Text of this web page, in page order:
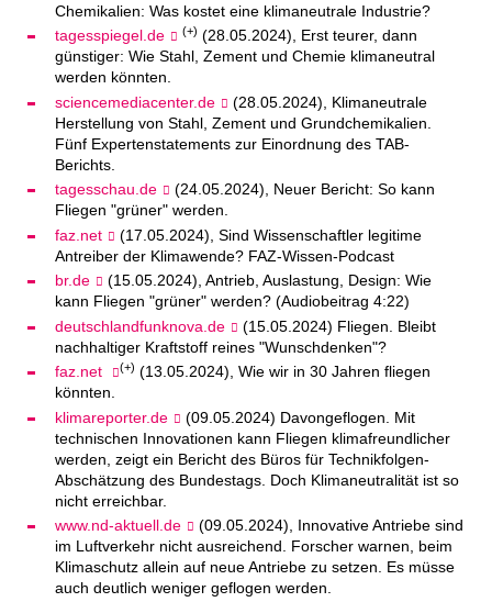
Chemikalien: Was kostet eine klimaneutrale Industrie?
tagesspiegel.de
(+) (28.05.2024), Erst teurer, dann
günstiger: Wie Stahl, Zement und Chemie klimaneutral
werden könnten.
sciencemediacenter.de
(28.05.2024), Klimaneutrale
Herstellung von Stahl, Zement und Grundchemikalien.
Fünf Expertenstatements zur Einordnung des TAB-
Berichts.
tagesschau.de
(24.05.2024), Neuer Bericht: So kann
Fliegen "grüner" werden.
faz.net
(17.05.2024), Sind Wissenschaftler legitime
Antreiber der Klimawende? FAZ-Wissen-Podcast
br.de
(15.05.2024), Antrieb, Auslastung, Design: Wie
kann Fliegen "grüner" werden? (Audiobeitrag 4:22)
deutschlandfunknova.de
(15.05.2024) Fliegen. Bleibt
nachhaltiger Kraftstoff reines "Wunschdenken"?
faz.net
(+) (13.05.2024), Wie wir in 30 Jahren fliegen
könnten.
klimareporter.de
(09.05.2024) Davongeflogen. Mit
technischen Innovationen kann Fliegen klimafreundlicher
werden, zeigt ein Bericht des Büros für Technikfolgen-
Abschätzung des Bundestags. Doch Klimaneutralität ist so
nicht erreichbar.
www.nd-aktuell.de
(09.05.2024), Innovative Antriebe sind
im Luftverkehr nicht ausreichend. Forscher warnen, beim
Klimaschutz allein auf neue Antriebe zu setzen. Es müsse
auch deutlich weniger geflogen werden.